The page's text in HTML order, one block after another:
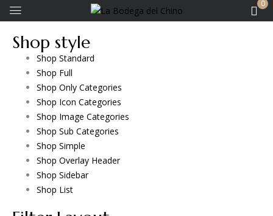
0
Shop style
Shop Standard
Shop Full
Shop Only Categories
Shop Icon Categories
Shop Image Categories
Shop Sub Categories
Shop Simple
Shop Overlay Header
Shop Sidebar
Shop List